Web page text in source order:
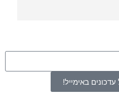
באימייל!